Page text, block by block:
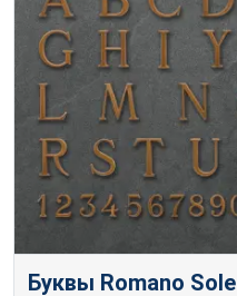
Буквы Romano Sole